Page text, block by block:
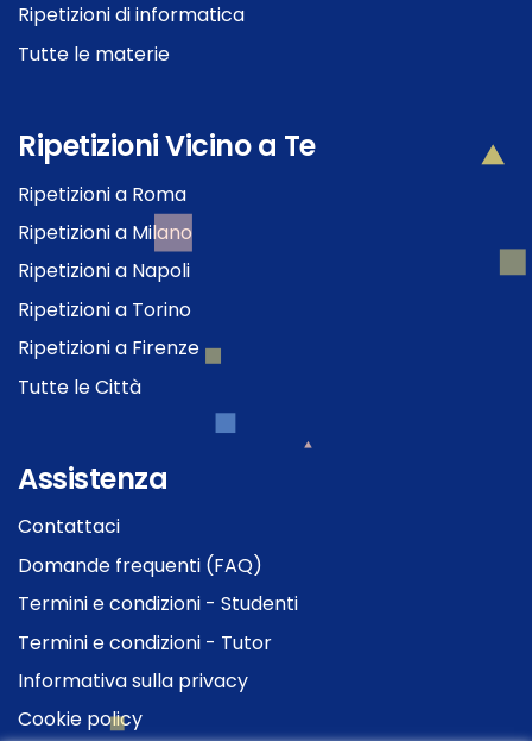
Ripetizioni di informatica
Tutte le materie
Ripetizioni Vicino a Te
Ripetizioni a Roma
Ripetizioni a Milano
Ripetizioni a Napoli
Ripetizioni a Torino
Ripetizioni a Firenze
Tutte le Città
Assistenza
Contattaci
Domande frequenti (FAQ)
Termini e condizioni - Studenti
Termini e condizioni - Tutor
Informativa sulla privacy
Cookie policy